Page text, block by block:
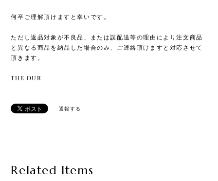
何卒ご理解頂けますと幸いです。
ただし返品対象が不良品、または誤配送等の理由により注文商品
と異なる商品を納品した場合のみ、ご連絡頂けますと対応させて
頂きます。
THE OUR
通報する
Related Items